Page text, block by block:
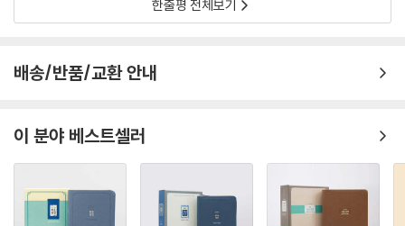
한줄평 전체보기
배송/반품/교환 안내
이 분야 베스트셀러